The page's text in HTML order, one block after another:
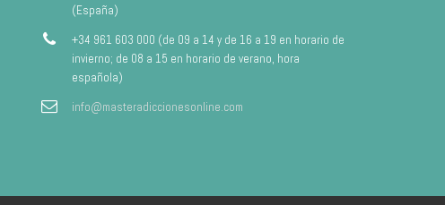
(España)
+34 961 603 000 (de 09 a 14 y de 16 a 19 en horario de
invierno; de 08 a 15 en horario de verano, hora
española)
info@masteradiccionesonline.com